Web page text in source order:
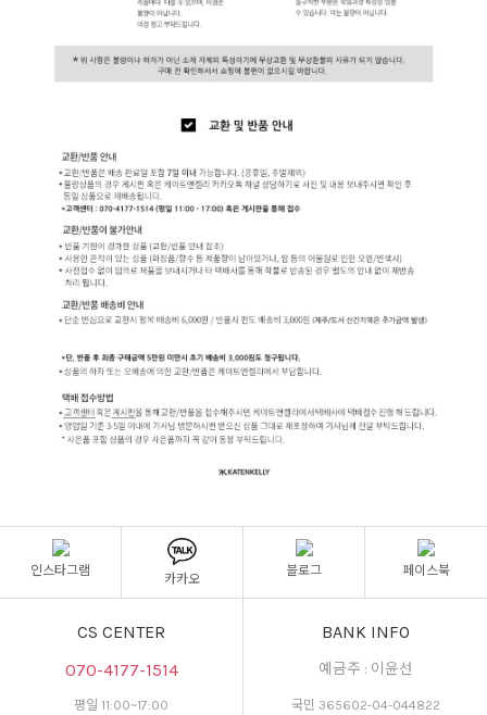
인스타그램
카카오
블로그 페이스북
CS CENTER
070-4177-1514
평일 11:00~17:00
BANK INFO
예금주 : 이윤선
국민 365602-04-044822